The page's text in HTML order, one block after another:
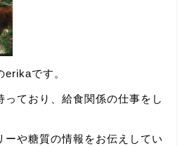
erikaです。
っており、給食関係の仕事をし
ーや糖質の情報をお伝えしてい